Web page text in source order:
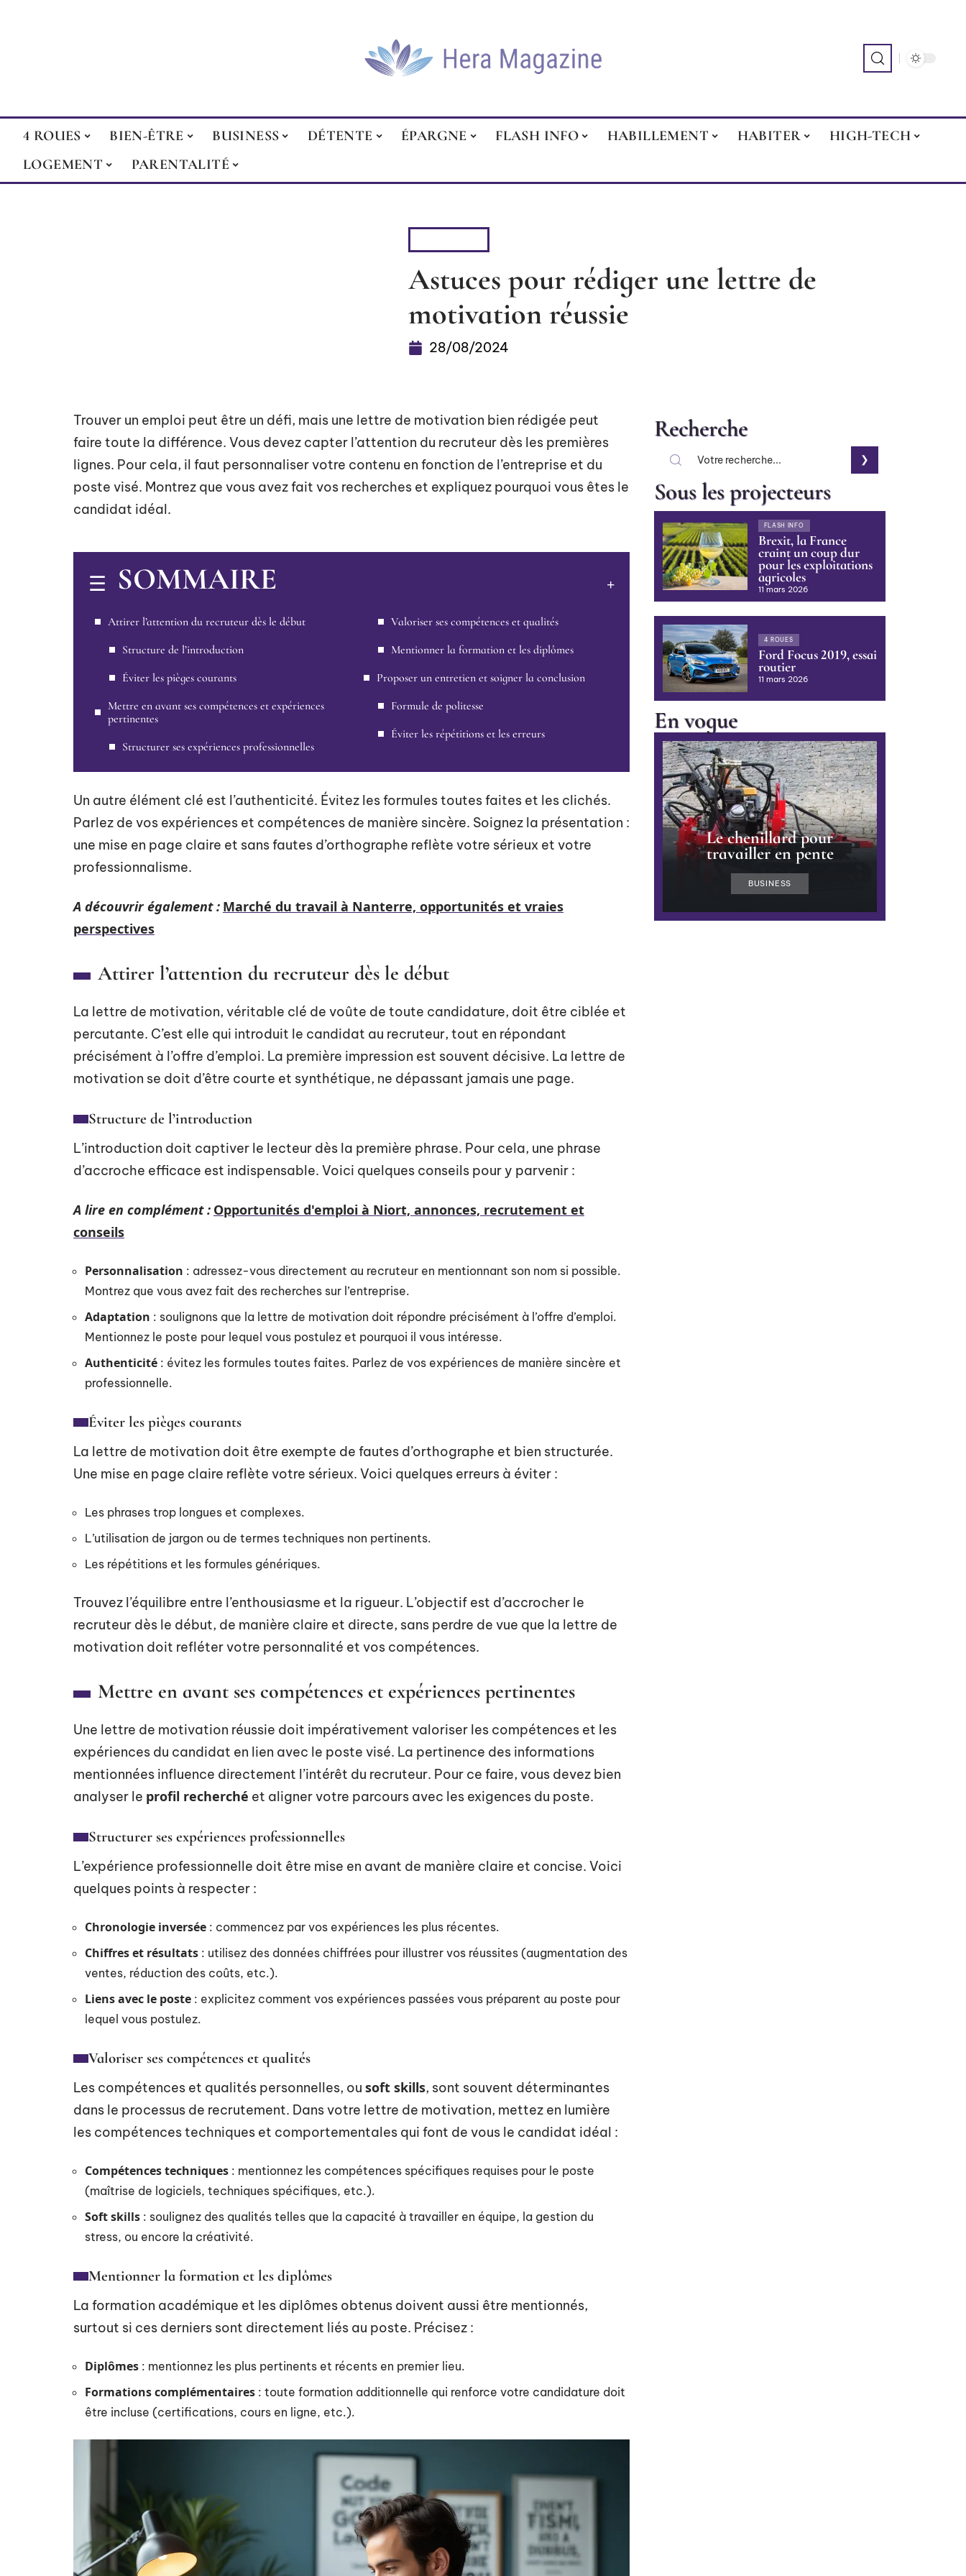
4 ROUES BIEN-ÊTRE BUSINESS DÉTENTE ÉPARGNE FLASH INFO HABILLEMENT HABITER
HIGH-TECH
LOGEMENT
PARENTALITÉ
Astuces pour rédiger une lettre de
motivation réussie
28/08/2024
Trouver un emploi peut être un défi, mais une lettre de motivation bien rédigée peut
faire toute la différence. Vous devez capter l’attention du recruteur dès les premières
lignes. Pour cela, il faut personnaliser votre contenu en fonction de l’entreprise et du
poste visé. Montrez que vous avez fait vos recherches et expliquez pourquoi vous êtes le
candidat idéal.
SOMMAIRE
Attirer l’attention du recruteur dès le début
Structure de l’introduction
Éviter les pièges courants
Mettre en avant ses compétences et expériences
pertinentes
Structurer ses expériences professionnelles
Valoriser ses compétences et qualités
Mentionner la formation et les diplômes
Proposer un entretien et soigner la conclusion
Formule de politesse
Éviter les répétitions et les erreurs
Un autre élément clé est l’authenticité. Évitez les formules toutes faites et les clichés.
Parlez de vos expériences et compétences de manière sincère. Soignez la présentation :
une mise en page claire et sans fautes d’orthographe reflète votre sérieux et votre
professionnalisme.
A découvrir également : Marché du travail à Nanterre, opportunités et vraies
perspectives
Attirer l’attention du recruteur dès le début
La lettre de motivation, véritable clé de voûte de toute candidature, doit être ciblée et
percutante. C’est elle qui introduit le candidat au recruteur, tout en répondant
précisément à l’offre d’emploi. La première impression est souvent décisive. La lettre de
motivation se doit d’être courte et synthétique, ne dépassant jamais une page.
Structure de l’introduction
L’introduction doit captiver le lecteur dès la première phrase. Pour cela, une phrase
d’accroche efficace est indispensable. Voici quelques conseils pour y parvenir :
A lire en complément : Opportunités d'emploi à Niort, annonces, recrutement et
conseils
Personnalisation : adressez-vous directement au recruteur en mentionnant son nom si possible.
Montrez que vous avez fait des recherches sur l’entreprise.
Adaptation : soulignons que la lettre de motivation doit répondre précisément à l’offre d’emploi.
Mentionnez le poste pour lequel vous postulez et pourquoi il vous intéresse.
Authenticité : évitez les formules toutes faites. Parlez de vos expériences de manière sincère et
professionnelle.
Éviter les pièges courants
La lettre de motivation doit être exempte de fautes d’orthographe et bien structurée.
Une mise en page claire reflète votre sérieux. Voici quelques erreurs à éviter :
Les phrases trop longues et complexes.
L’utilisation de jargon ou de termes techniques non pertinents.
Les répétitions et les formules génériques.
Trouvez l’équilibre entre l’enthousiasme et la rigueur. L’objectif est d’accrocher le
recruteur dès le début, de manière claire et directe, sans perdre de vue que la lettre de
motivation doit refléter votre personnalité et vos compétences.
Mettre en avant ses compétences et expériences pertinentes
Une lettre de motivation réussie doit impérativement valoriser les compétences et les
expériences du candidat en lien avec le poste visé. La pertinence des informations
mentionnées influence directement l’intérêt du recruteur. Pour ce faire, vous devez bien
analyser le profil recherché et aligner votre parcours avec les exigences du poste.
Structurer ses expériences professionnelles
L’expérience professionnelle doit être mise en avant de manière claire et concise. Voici
quelques points à respecter :
Chronologie inversée : commencez par vos expériences les plus récentes.
Chiffres et résultats : utilisez des données chiffrées pour illustrer vos réussites (augmentation des
ventes, réduction des coûts, etc.).
Liens avec le poste : explicitez comment vos expériences passées vous préparent au poste pour
lequel vous postulez.
Valoriser ses compétences et qualités
Les compétences et qualités personnelles, ou soft skills, sont souvent déterminantes
dans le processus de recrutement. Dans votre lettre de motivation, mettez en lumière
les compétences techniques et comportementales qui font de vous le candidat idéal :
Compétences techniques : mentionnez les compétences spécifiques requises pour le poste
(maîtrise de logiciels, techniques spécifiques, etc.).
Soft skills : soulignez des qualités telles que la capacité à travailler en équipe, la gestion du
stress, ou encore la créativité.
Mentionner la formation et les diplômes
La formation académique et les diplômes obtenus doivent aussi être mentionnés,
surtout si ces derniers sont directement liés au poste. Précisez :
Diplômes : mentionnez les plus pertinents et récents en premier lieu.
Formations complémentaires : toute formation additionnelle qui renforce votre candidature doit
être incluse (certifications, cours en ligne, etc.).
Recherche
Sous les projecteurs
FLASH INFO
Brexit, la France
craint un coup dur
pour les exploitations
agricoles
11 mars 2026
4 ROUES
Ford Focus 2019, essai
routier
11 mars 2026
En vogue
Le chenillard pour
travailler en pente
BUSINESS